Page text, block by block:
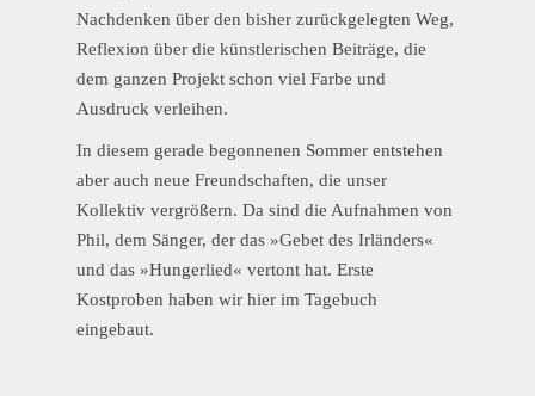
Nachdenken über den bisher zurückgelegten Weg,
Reflexion über die künstlerischen Beiträge, die
dem ganzen Projekt schon viel Farbe und
Ausdruck verleihen.
In diesem gerade begonnenen Sommer entstehen
aber auch neue Freundschaften, die unser
Kollektiv vergrößern. Da sind die Aufnahmen von
Phil, dem Sänger, der das »Gebet des Irländers«
und das »Hungerlied« vertont hat. Erste
Kostproben haben wir hier im Tagebuch
eingebaut.